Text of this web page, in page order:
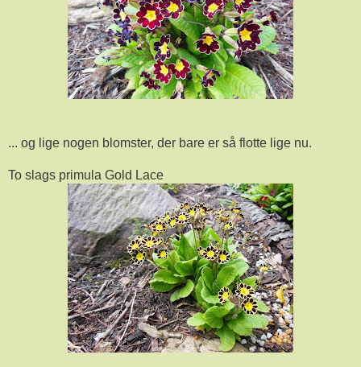
... og lige nogen blomster, der bare er så flotte lige nu.
To slags primula Gold Lace